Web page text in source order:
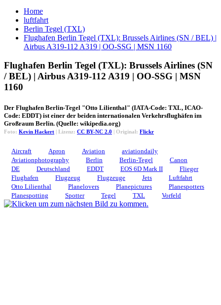
Home
luftfahrt
Berlin Tegel (TXL)
Flughafen Berlin Tegel (TXL): Brussels Airlines (SN / BEL) |
Airbus A319-112 A319 | OO-SSG | MSN 1160
Flughafen Berlin Tegel (TXL): Brussels Airlines (SN
/ BEL) | Airbus A319-112 A319 | OO-SSG | MSN
1160
Der Flughafen Berlin-Tegel "Otto Lilienthal" (IATA-Code: TXL, ICAO-
Code: EDDT) ist einer der beiden internationalen Verkehrsflughäfen im
Großraum Berlin. (Quelle: wikipedia.org)
Foto: Kevin Hackert | Lizenz: CC BY-NC 2.0 | Original: Flickr
Aircraft Apron Aviation
aviationdaily
Aviationphotography
Berlin Berlin-Tegel
Canon
DE
Deutschland EDDT EOS 6D Mark II
Flieger
Flughafen
Flugzeug Flugzeuge Jets
Luftfahrt
Otto Lilienthal
Planelovers Planepictures
Planespotters
Planespotting
Spotter Tegel TXL Vorfeld